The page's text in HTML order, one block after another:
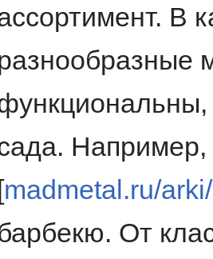
В
Например,
madmetal.ru/arki/
От